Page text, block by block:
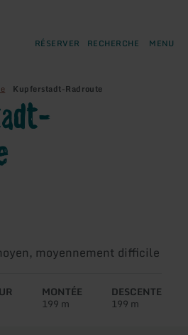
RÉSERVER RECHERCHE MENU
Kupferstadt-Radroute
moyennement difficile
MONTÉE
199 m
DESCENTE
199 m